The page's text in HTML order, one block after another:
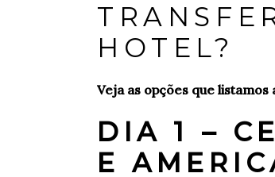
HOTEL?
Veja as opções que listamos
DIA 1 –
E